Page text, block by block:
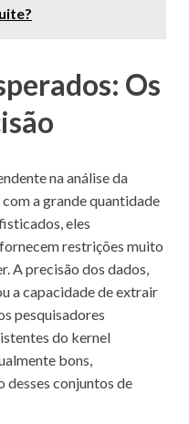
Os
na análise da
a grande quantidade
eles
restrições muito
A precisão dos dados,
a capacidade de extrair
pesquisadores
do kernel
bons,
desses conjuntos de